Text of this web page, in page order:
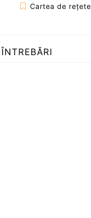
Cartea de rețete
ÎNTREBĂRI